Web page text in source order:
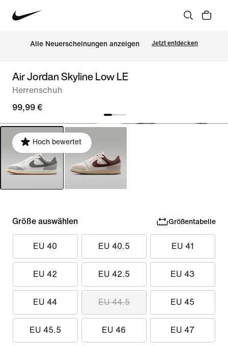
Alle Neuerscheinungen anzeigen Jetzt entdecken
Air Jordan Skyline Low LE
Herrenschuh
99,99 €
Hoch bewertet
Größe auswählen Größentabelle
EU 40 EU 40.5 EU 41
EU 42 EU 42.5 EU 43
EU 44 EU 44.5 EU 45
EU 45.5 EU 46 EU 47